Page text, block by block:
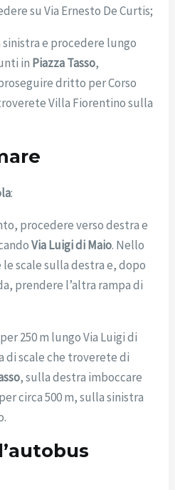
su Via Ernesto De Curtis;
e procedere lungo
in Piazza Tasso,
dritto per Corso
Villa Fiorentino sulla
:
procedere verso destra e
Via Luigi di Maio. Nello
scale sulla destra e, dopo
prendere l’altra rampa di
250 m lungo Via Luigi di
di scale che troverete di
, sulla destra imboccare
circa 500 m, sulla sinistra